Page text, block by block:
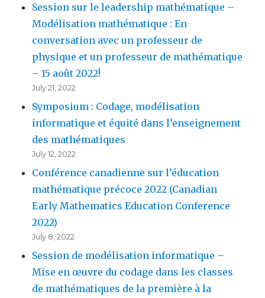
Session sur le leadership mathématique –
Modélisation mathématique : En
conversation avec un professeur de
physique et un professeur de mathématique
– 15 août 2022!
July 21, 2022
Symposium : Codage, modélisation
informatique et équité dans l’enseignement
des mathématiques
July 12, 2022
Conférence canadienne sur l’éducation
mathématique précoce 2022 (Canadian
Early Mathematics Education Conference
2022)
July 8, 2022
Session de modélisation informatique –
Mise en œuvre du codage dans les classes
de mathématiques de la première à la